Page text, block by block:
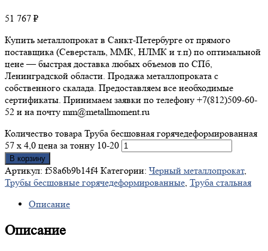
51 767 ₽
Купить металлопрокат в Санкт-Петербурге от прямого
поставщика (Северсталь, ММК, НЛМК и т.п) по оптимальной
цене — быстрая доставка любых объемов по СПб,
Ленинградской области. Продажа металлопроката с
собственного скалада. Предоставляем все необходимые
сертификаты. Принимаем заявки по телефону +7(812)509-60-
52 и на почту mm@metallmoment.ru
Количество товара Труба бесшовная горячедеформированная
57 х 4,0 цена за тонну 10-20
В корзину
Артикул: f58a6b9b14f4 Категории: Черный металлопрокат,
Трубы бесшовные горячедеформированные, Труба стальная
Описание
Описание